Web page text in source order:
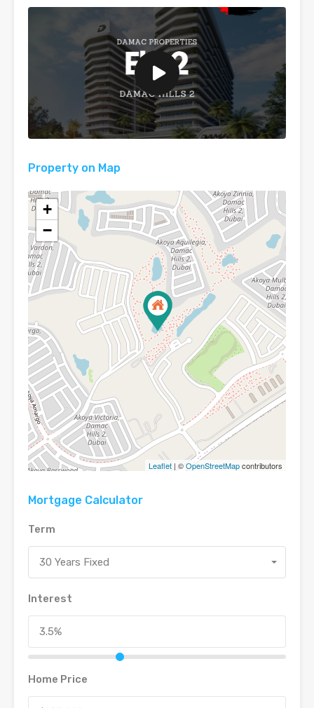
Property on Map
+
−
Leaflet | ©OpenStreetMapcontributors
Mortgage Calculator
Term
30 Years Fixed
Interest
Home Price